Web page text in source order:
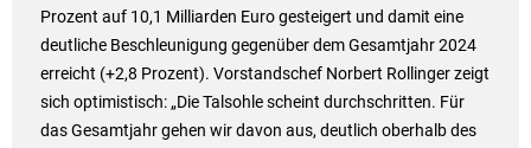
Prozent auf 10,1 Milliarden Euro gesteigert und damit eine
deutliche Beschleunigung gegenüber dem Gesamtjahr 2024
erreicht (+2,8 Prozent). Vorstandschef Norbert Rollinger zeigt
sich optimistisch: „Die Talsohle scheint durchschritten. Für
das Gesamtjahr gehen wir davon aus, deutlich oberhalb des